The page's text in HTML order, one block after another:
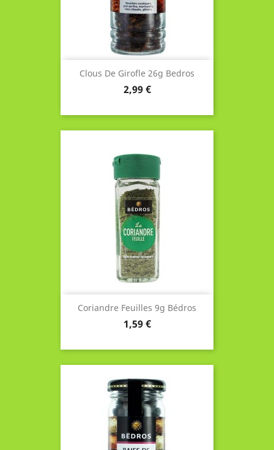
Clous De Girofle 26g Bedros
Prix
2,99 €
Coriandre Feuilles 9g Bédros
Prix
1,59 €